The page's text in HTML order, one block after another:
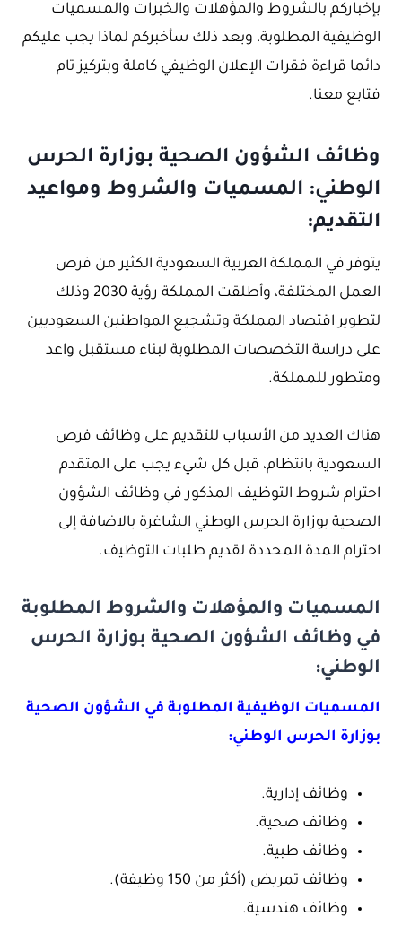
بإخباركم بالشروط والمؤهلات والخبرات والمسميات
الوظيفية المطلوبة، وبعد ذلك سأخبركم لماذا يجب عليكم
دائما قراءة فقرات الإعلان الوظيفي كاملة وبتركيز تام
فتابع معنا.
وظائف الشؤون الصحية بوزارة الحرس
الوطني: المسميات والشروط ومواعيد
التقديم:
يتوفر في المملكة العربية السعودية الكثير من فرص
العمل المختلفة، وأطلقت المملكة رؤية 2030 وذلك
لتطوير اقتصاد المملكة وتشجيع المواطنين السعوديين
على دراسة التخصصات المطلوبة لبناء مستقبل واعد
ومتطور للمملكة.
هناك العديد من الأسباب للتقديم على وظائف فرص
السعودية بانتظام، قبل كل شيء يجب على المتقدم
احترام شروط التوظيف المذكور في وظائف الشؤون
الصحية بوزارة الحرس الوطني الشاغرة بالاضافة إلى
احترام المدة المحددة لقديم طلبات التوظيف.
المسميات والمؤهلات والشروط المطلوبة
في وظائف الشؤون الصحية بوزارة الحرس
الوطني:
المسميات الوظيفية المطلوبة في الشؤون الصحية
بوزارة الحرس الوطني:
وظائف إدارية.
وظائف صحية.
وظائف طبية.
وظائف تمريض (أكثر من 150 وظيفة).
وظائف هندسية.